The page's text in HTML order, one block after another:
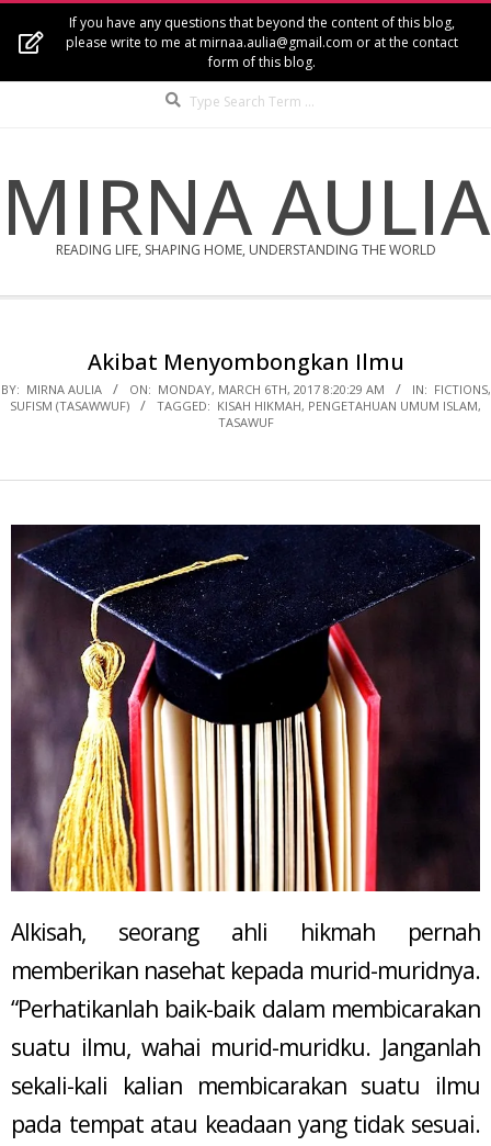
If you have any questions that beyond the content of this blog,
please write to me at mirnaa.aulia@gmail.com or at the contact
form of this blog.
MIRNA AULIA
READING LIFE, SHAPING HOME, UNDERSTANDING THE WORLD
Akibat Menyombongkan Ilmu
BY: MIRNA AULIA ON: MONDAY, MARCH 6TH, 2017 8:20:29 AM IN: FICTIONS,
SUFISM (TASAWWUF)
TAGGED: KISAH HIKMAH, PENGETAHUAN UMUM ISLAM,
TASAWUF
Alkisah, seorang ahli hikmah pernah
memberikan nasehat kepada murid-muridnya.
“Perhatikanlah baik-baik dalam membicarakan
suatu ilmu, wahai murid-muridku. Janganlah
sekali-kali kalian membicarakan suatu ilmu
pada tempat atau keadaan yang tidak sesuai.